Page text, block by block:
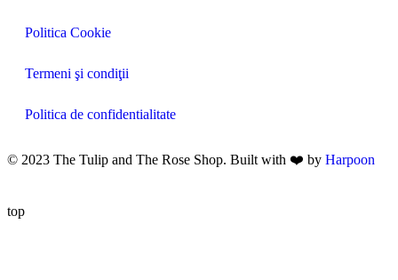
Politica Cookie
Termeni şi condiţii
Politica de confidentialitate
© 2023 The Tulip and The Rose Shop. Built with ❤️ by Harpoon
top